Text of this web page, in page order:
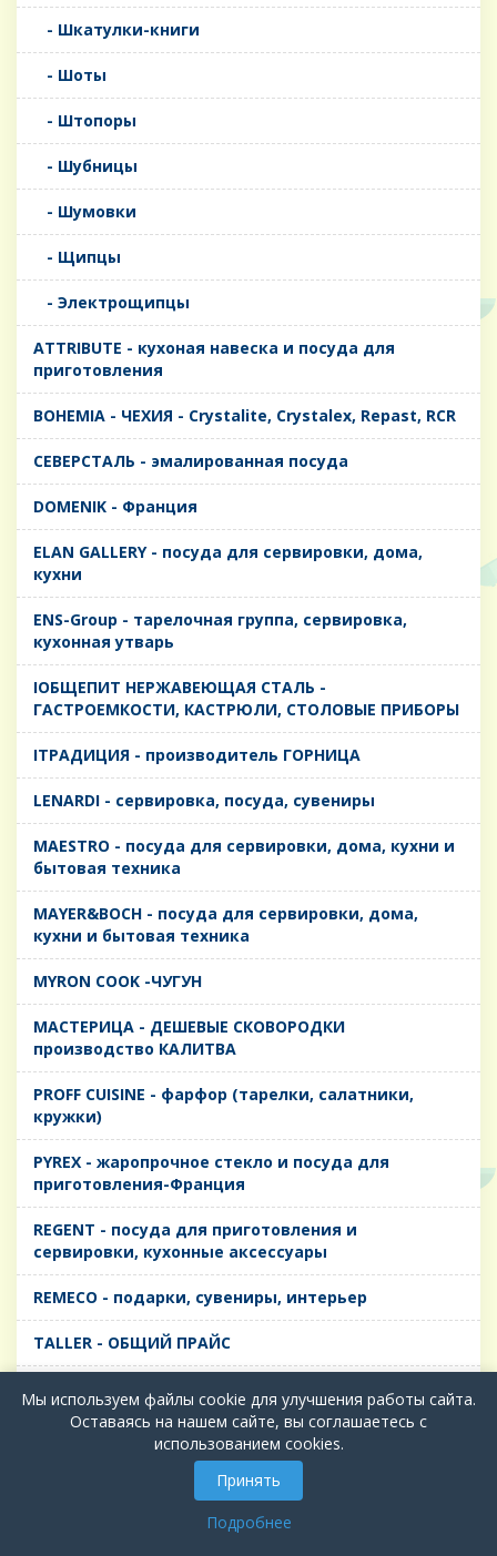
- Шкатулки-книги
- Шоты
- Штопоры
- Шубницы
- Шумовки
- Щипцы
- Электрощипцы
ATTRIBUTE - кухоная навеска и посуда для
приготовления
BOHEMIA - ЧЕХИЯ - Crystalite, Crystalex, Repast, RCR
CЕВЕРСТАЛЬ - эмалированная посуда
DOMENIK - Франция
ELAN GALLERY - посуда для сервировки, дома,
кухни
ENS-Group - тарелочная группа, сервировка,
кухонная утварь
IОБЩЕПИТ НЕРЖАВЕЮЩАЯ СТАЛЬ -
ГАСТРОЕМКОСТИ, КАСТРЮЛИ, СТОЛОВЫЕ ПРИБОРЫ
IТРАДИЦИЯ - производитель ГОРНИЦА
LENARDI - сервировка, посуда, сувениры
MAESTRO - посуда для сервировки, дома, кухни и
бытовая техника
MAYER&BOCH - посуда для сервировки, дома,
кухни и бытовая техника
MYRON COOK -ЧУГУН
MАСТЕРИЦА - ДЕШЕВЫЕ СКОВОРОДКИ
производство КАЛИТВА
PROFF CUISINE - фарфор (тарелки, салатники,
кружки)
PYREX - жаропрочное стекло и посуда для
приготовления-Франция
REGENT - посуда для приготовления и
сервировки, кухонные аксессуары
REMECO - подарки, сувениры, интерьер
TALLER - ОБЩИЙ ПРАЙС
TIMA - посуда для приготовления и сервировки,
кухонные аксессуары
БИОСТАЛЬ - ТЕРМОСА
Мы используем файлы cookie для улучшения работы сайта.
Оставаясь на нашем сайте, вы соглашаетесь с
использованием cookies.
Принять
Подробнее